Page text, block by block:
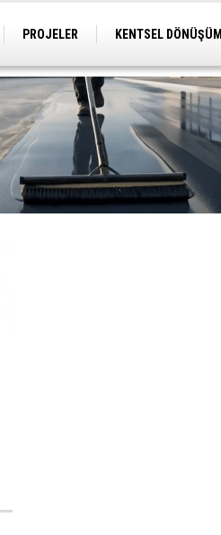
PROJELER KENTSEL DÖNÜŞÜM